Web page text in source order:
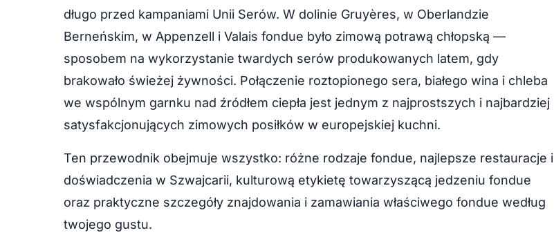
długo przed kampaniami Unii Serów. W dolinie Gruyères, w Oberlandzie
Berneńskim, w Appenzell i Valais fondue było zimową potrawą chłopską —
sposobem na wykorzystanie twardych serów produkowanych latem, gdy
brakowało świeżej żywności. Połączenie roztopionego sera, białego wina i chleba
we wspólnym garnku nad źródłem ciepła jest jednym z najprostszych i najbardziej
satysfakcjonujących zimowych posiłków w europejskiej kuchni.
Ten przewodnik obejmuje wszystko: różne rodzaje fondue, najlepsze restauracje i
doświadczenia w Szwajcarii, kulturową etykietę towarzyszącą jedzeniu fondue
oraz praktyczne szczegóły znajdowania i zamawiania właściwego fondue według
twojego gustu.